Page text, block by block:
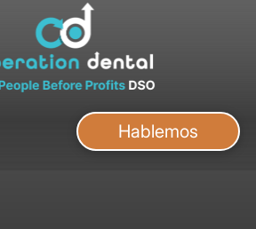
Hablemos